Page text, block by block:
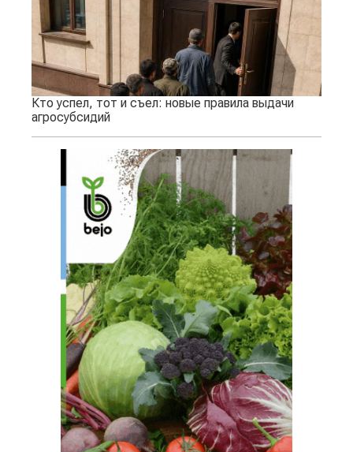
Кто успел, тот и съел: новые правила выдачи
агросубсидий